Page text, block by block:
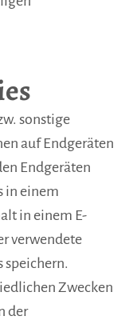
sonstige
auf Endgeräten
Endgeräten
in einem
in einem E-
verwendete
speichern.
Zwecken
der